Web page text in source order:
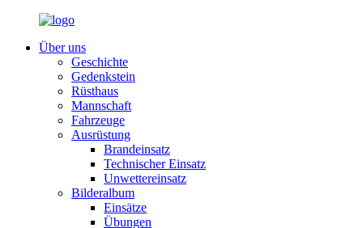
Über uns
Geschichte
Gedenkstein
Rüsthaus
Mannschaft
Fahrzeuge
Ausrüstung
Brandeinsatz
Technischer Einsatz
Unwettereinsatz
Bilderalbum
Einsätze
Übungen